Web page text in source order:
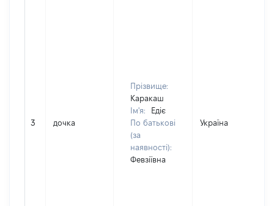
3 дочка
Прізвище:
Каракаш
Ім'я:
Едіє
По батькові
(за
наявності):
Февзіївна
Україна